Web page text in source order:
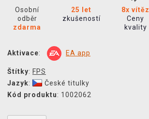
Osobní
odběr
zdarma
25 let
zkušeností
8x vítěz
Ceny
kvality
Aktivace: EA app
Štítky: FPS
Jazyk:
České titulky
Kód produktu: 1002062